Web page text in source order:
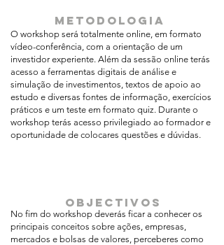
metodologia
O workshop será totalmente online, em formato
vídeo-conferência, com a orientação de um
investidor experiente. Além da sessão online terás
acesso a ferramentas digitais de análise e
simulação de investimentos, textos de apoio ao
estudo e diversas fontes de informação, exercícios
práticos e um teste em formato quiz. Durante o
workshop terás acesso privilegiado ao formador e
oportunidade de colocares questões e dúvidas.
No fim do workshop deverás ficar a conhecer os
principais conceitos sobre ações, empresas,
mercados e bolsas de valores, perceberes como
objectivos